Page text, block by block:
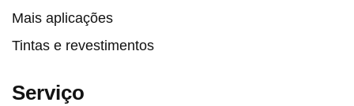
Mais aplicações
Tintas e revestimentos
Serviço